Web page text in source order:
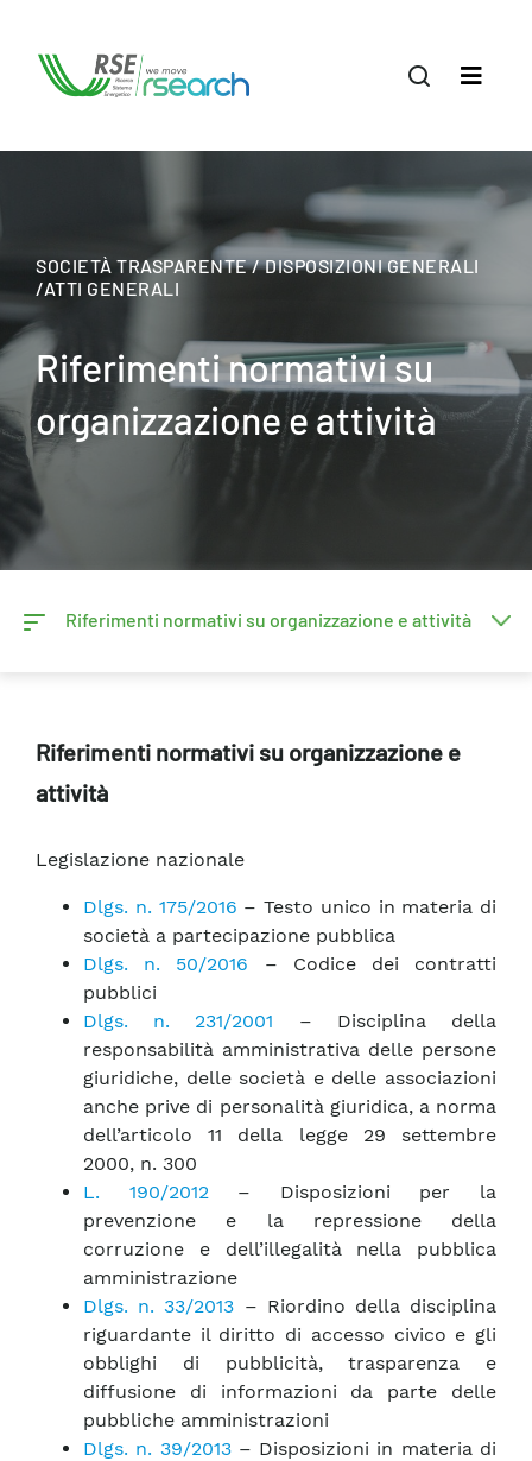
SOCIETÀ TRASPARENTE / DISPOSIZIONI GENERALI
/ATTI GENERALI
Riferimenti normativi su
organizzazione e attività
Riferimenti normativi su organizzazione e attività
Riferimenti normativi su organizzazione e
attività
Legislazione nazionale
Dlgs. n. 175/2016 – Testo unico in materia di
società a partecipazione pubblica
Dlgs. n. 50/2016 – Codice dei contratti
pubblici
Dlgs. n. 231/2001 – Disciplina della
responsabilità amministrativa delle persone
giuridiche, delle società e delle associazioni
anche prive di personalità giuridica, a norma
dell’articolo 11 della legge 29 settembre
2000, n. 300
L. 190/2012– Disposizioni per la
prevenzione e la repressione della
corruzione e dell’illegalità nella pubblica
amministrazione
Dlgs. n. 33/2013 – Riordino della disciplina
riguardante il diritto di accesso civico e gli
obblighi di pubblicità, trasparenza e
diffusione di informazioni da parte delle
pubbliche amministrazioni
Dlgs. n. 39/2013– Disposizioni in materia di